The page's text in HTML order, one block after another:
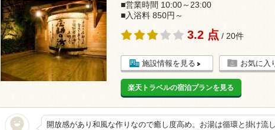
■営業時間 10:00～23:00
■入浴料 850円～
3.2 点 / 20件
施設情報を見る お気に入
楽天トラベルの宿泊プランを見る
開放感があり和風な作りなので癒し度高め。お湯は循環と掛け流